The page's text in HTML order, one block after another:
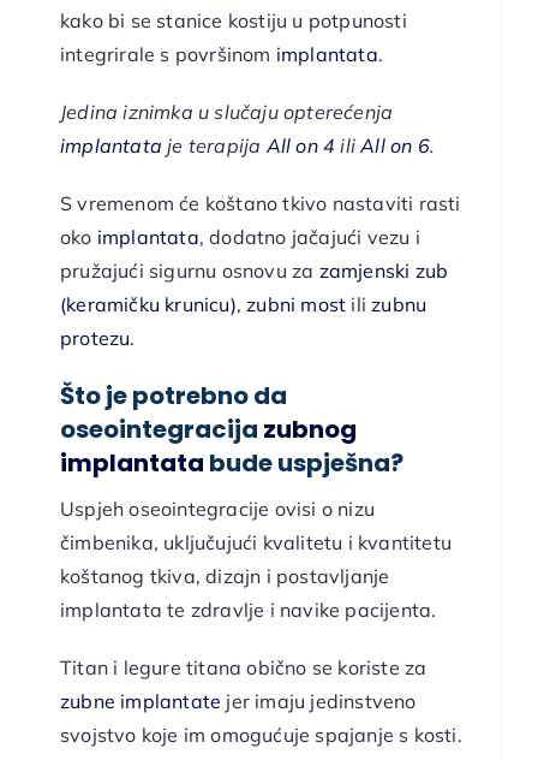
kako bi se stanice kostiju u potpunosti
integrirale s površinom implantata.
Jedina iznimka u slučaju opterećenja
implantata je terapija All on 4 iliAll on 6.
S vremenom će koštano tkivo nastaviti rasti
oko implantata, dodatno jačajući vezu i
pružajući sigurnu osnovu za zamjenski zub
(keramičku krunicu),zubni most ilizubnu
protezu.
Što je potrebno da
oseointegracija zubnog
implantata bude uspješna?
Uspjeh oseointegracije ovisi o nizu
čimbenika, uključujući kvalitetu i kvantitetu
koštanog tkiva, dizajn i postavljanje
implantata te zdravlje i navike pacijenta.
Titan i legure titana obično se koriste za
zubne implantate jer imaju jedinstveno
svojstvo koje im omogućuje spajanje s kosti.